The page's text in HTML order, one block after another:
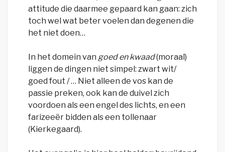
attitude die daarmee gepaard kan gaan: zich
toch wel wat beter voelen dan degenen die
het niet doen…
In het domein van goed en kwaad(moraal)
liggen de dingen niet simpel: zwart wit/
goed fout / … Niet alleen de vos kan de
passie preken, ook kan de duivel zich
voordoen als een engel des lichts, en een
farizeeër bidden als een tollenaar
(Kierkegaard).